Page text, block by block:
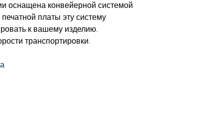
оснащена конвейерной системой
платы эту систему
к вашему изделию.
транспортировки.